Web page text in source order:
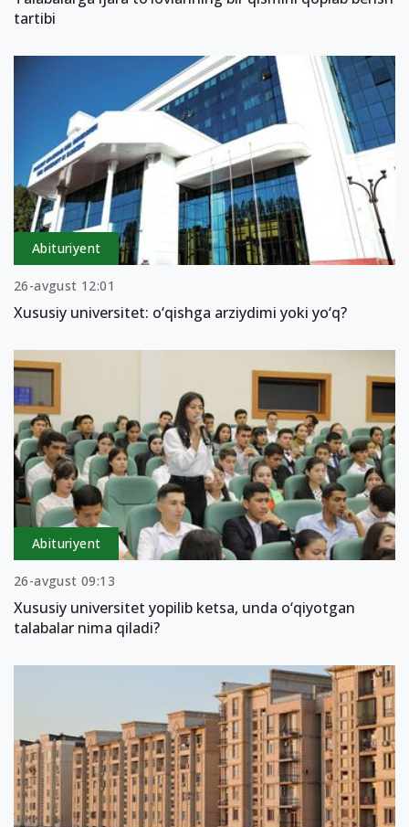
tartibi
Abituriyent
26-avgust 12:01
Xususiy universitet: o‘qishga arziydimi yoki yo‘q?
Abituriyent
26-avgust 09:13
Xususiy universitet yopilib ketsa, unda o‘qiyotgan
talabalar nima qiladi?